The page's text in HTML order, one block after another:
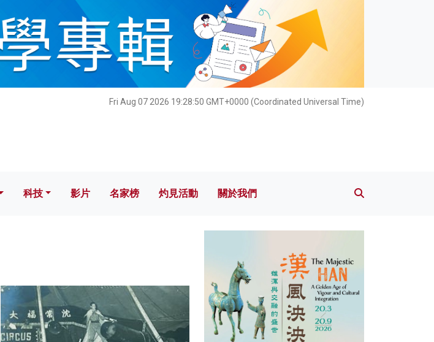
Fri Aug 07 2026 19:28:50 GMT+0000 (Coordinated Universal Time)
科技 影片 名家榜 灼見活動 關於我們
科技 影片 名家榜 灼見活動 關於我們